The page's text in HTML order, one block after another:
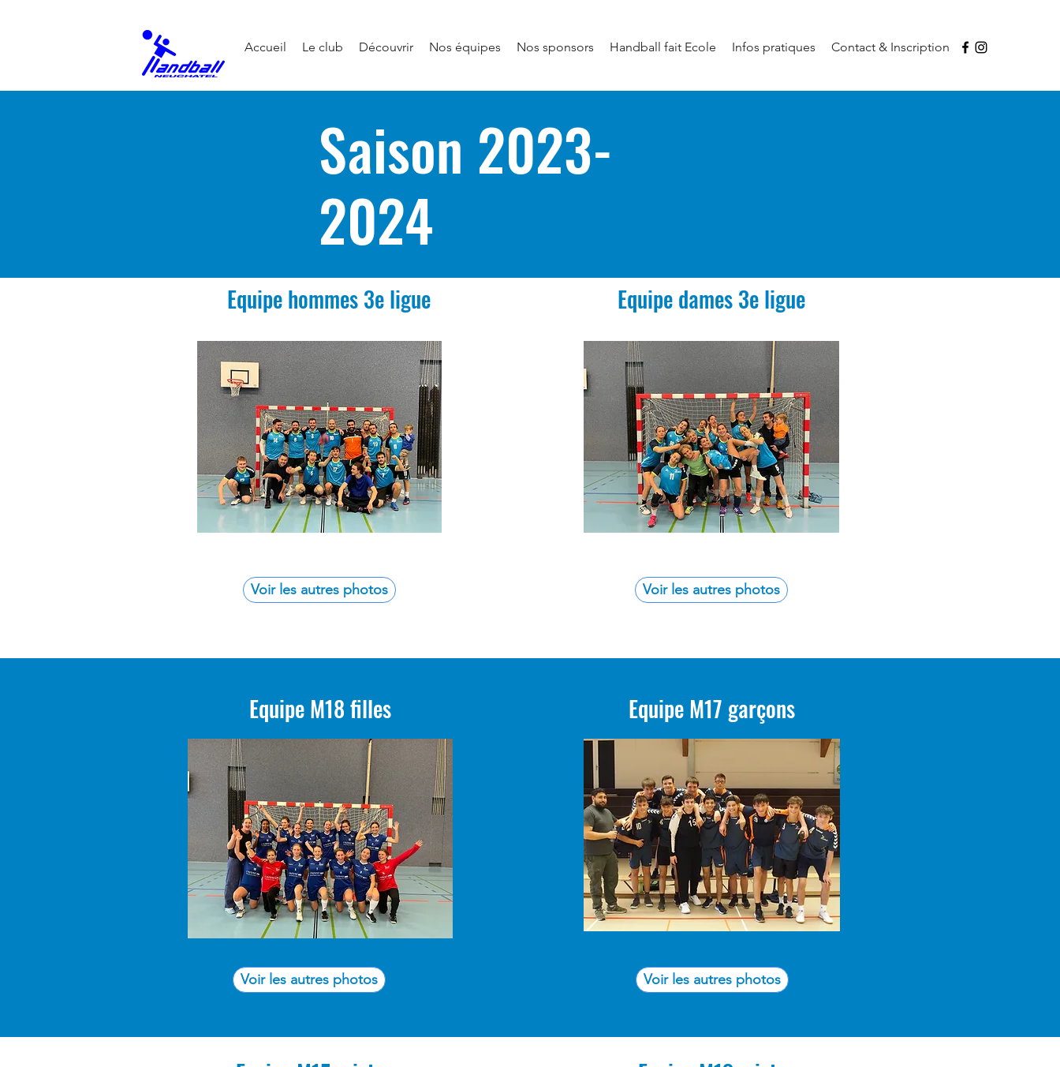
Accueil Le club Découvrir Nos équipes Nos sponsors Handball fait Ecole Infos pratiques Contact & Inscription
Saison 2023-
2024
Equipe hommes 3e ligue
Voir les autres photos
Equipe dames 3e ligue
Voir les autres photos
Equipe M18 filles
Voir les autres photos
Equipe M17 garçons
Voir les autres photos